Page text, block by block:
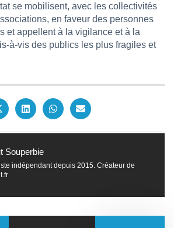
se mobilisent, avec les collectivités
en faveur des personnes
et appellent à la vigilance et à la
à-vis des publics les plus fragiles et
Souperbie
indépendant depuis 2015. Créateur de